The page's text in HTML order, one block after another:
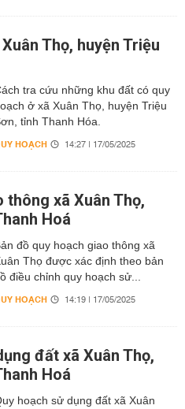
Thọ, huyện Triệu
tra cứu những khu đất có quy
ở xã Xuân Thọ, huyện Triệu
tỉnh Thanh Hóa.
HOẠCH 14:27 | 17/05/2025
thông xã Xuân Thọ,
Hoá
đồ quy hoạch giao thông xã
Thọ được xác định theo bản
điều chỉnh quy hoạch sử...
HOẠCH 14:19 | 17/05/2025
đất xã Xuân Thọ,
Hoá
hoạch sử dụng đất xã Xuân